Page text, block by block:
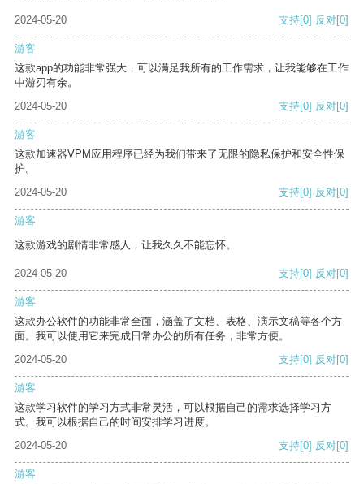
2024-05-20 支持[0] 反对[0]
游客
这款app的功能非常强大，可以满足我所有的工作需求，让我能够在工作
中游刃有余。
2024-05-20
支持[0] 反对[0]
游客
这款加速器VPM应用程序已经为我们带来了无限的隐私保护和安全性保
护。
2024-05-20
支持[0] 反对[0]
游客
这款游戏的剧情非常感人，让我久久不能忘怀。
2024-05-20 支持[0] 反对[0]
游客
这款办公软件的功能非常全面，涵盖了文档、表格、演示文稿等各个方
面。我可以使用它来完成日常办公的所有任务，非常方便。
2024-05-20
支持[0] 反对[0]
游客
这款学习软件的学习方式非常灵活，可以根据自己的需求选择学习方
式。我可以根据自己的时间安排学习进度。
2024-05-20
支持[0] 反对[0]
游客